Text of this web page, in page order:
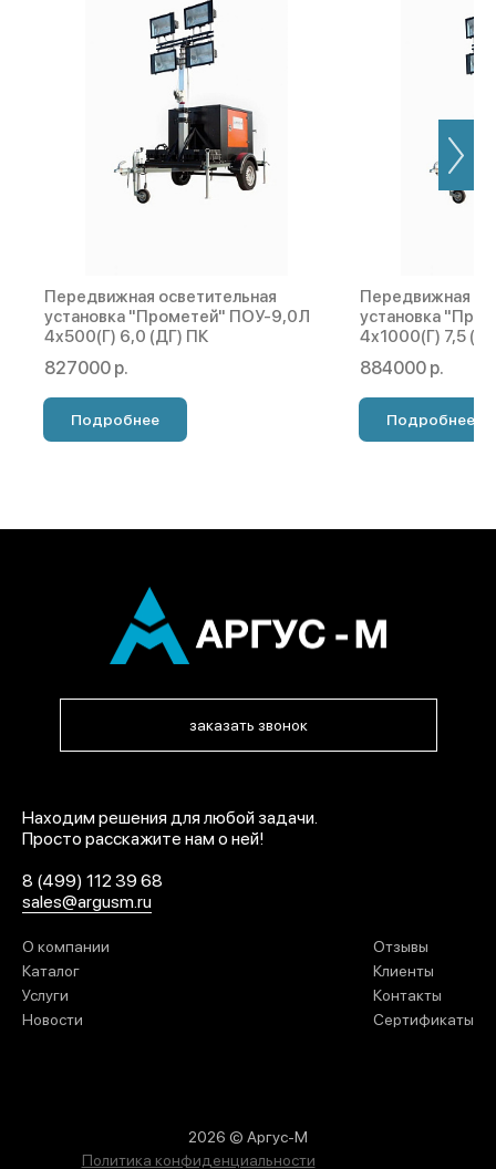
Передвижная осветительная
установка "Прометей" ПОУ-9,0Л
4х500(Г) 6,0 (ДГ) ПК
827000 р.
Подробнее
Передвижная
установка
4х1000(Г) 7,5
884000 р.
Подробнее
заказать звонок
Находим решения для любой задачи.
Просто расскажите нам о ней!
8 (499) 112 39 68
sales@argusm.ru
О компании
Каталог
Услуги
Новости
Отзывы
Клиенты
Контакты
Сертификаты
2026 © Аргус-М
Политика конфиденциальности